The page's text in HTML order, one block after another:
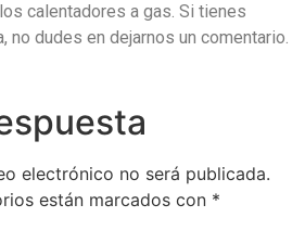
calentadores a gas. Si tienes
no dudes en dejarnos un comentario.
electrónico no será publicada.
están marcados con *